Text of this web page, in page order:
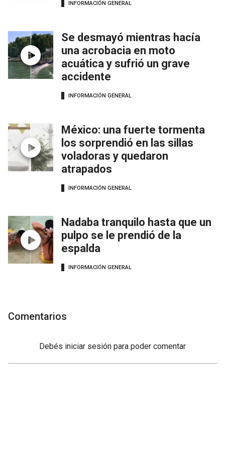
INFORMACIÓN GENERAL
Se desmayó mientras hacía
una acrobacia en moto
acuática y sufrió un grave
accidente
INFORMACIÓN GENERAL
México: una fuerte tormenta
los sorprendió en las sillas
voladoras y quedaron
atrapados
INFORMACIÓN GENERAL
Nadaba tranquilo hasta que un
pulpo se le prendió de la
espalda
INFORMACIÓN GENERAL
Comentarios
Debés iniciar sesión para poder comentar